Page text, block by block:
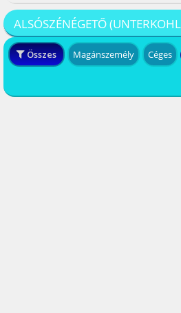
ALSÓSZÉNÉGETŐ
Összes Magánszemély Céges